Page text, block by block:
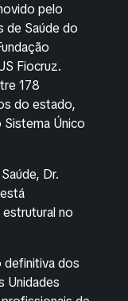
pelo
de Saúde do
Fiocruz.
178
do estado,
Único
Dr.
no
definitiva dos
Unidades